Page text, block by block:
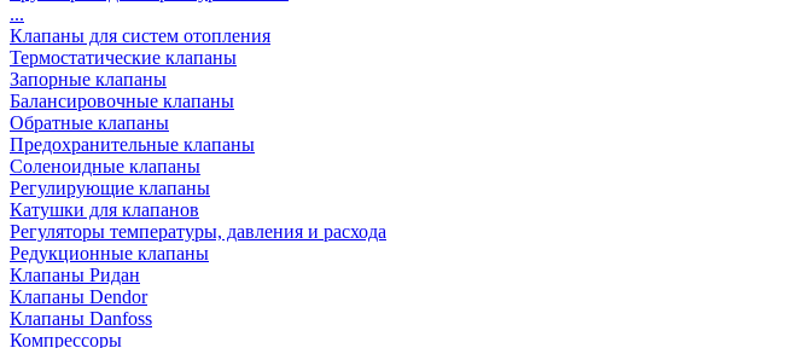
...
Клапаны для систем отопления
Термостатические клапаны
Запорные клапаны
Балансировочные клапаны
Обратные клапаны
Предохранительные клапаны
Соленоидные клапаны
Регулирующие клапаны
Катушки для клапанов
Регуляторы температуры, давления и расхода
Редукционные клапаны
Клапаны Ридан
Клапаны Dendor
Клапаны Danfoss
Компрессоры